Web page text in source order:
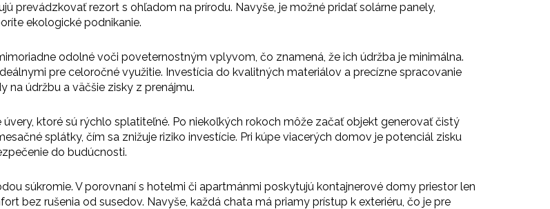
prevádzkovať rezort s ohľadom na prírodu. Navyše, je možné pridať solárne panely,
ekologické podnikanie.
odolné voči poveternostným vplyvom, čo znamená, že ich údržba je minimálna.
pre celoročné využitie. Investícia do kvalitných materiálov a precízne spracovanie
na údržbu a väčšie zisky z prenájmu.
ktoré sú rýchlo splatiteľné. Po niekoľkých rokoch môže začať objekt generovať čistý
splátky, čím sa znižuje riziko investície. Pri kúpe viacerých domov je potenciál zisku
do budúcnosti.
súkromie. V porovnaní s hotelmi či apartmánmi poskytujú kontajnerové domy priestor len
bez rušenia od susedov. Navyše, každá chata má priamy prístup k exteriéru, čo je pre